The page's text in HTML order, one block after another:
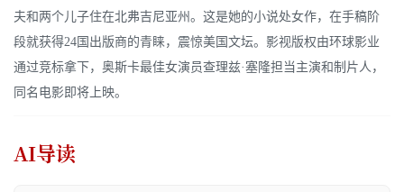
夫和两个儿子住在北弗吉尼亚州。这是她的小说处女作，在手稿阶
段就获得24国出版商的青睐，震惊美国文坛。影视版权由环球影业
通过竞标拿下，奥斯卡最佳女演员查理兹·塞隆担当主演和制片人，
同名电影即将上映。
AI导读